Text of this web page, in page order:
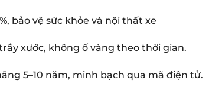
bảo vệ sức khỏe và nội thất xe
xước, không ố vàng theo thời gian.
5–10 năm, minh bạch qua mã điện tử.